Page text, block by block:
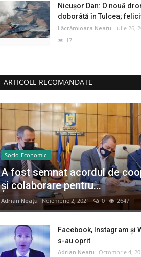
Nicușor Dan: O nouă
doborâtă în Tulcea;
Lăcrămioara Neațu Iulie 26,
17
ARTICOLE RECOMANDATE
Socio-Economic
A fost semnat acordul de
și colaborare pentru...
Adrian Neațu Noiembrie 2, 2021 0 2647
Facebook, Instagram și
s-au oprit
Adrian Neațu Octombrie 4,